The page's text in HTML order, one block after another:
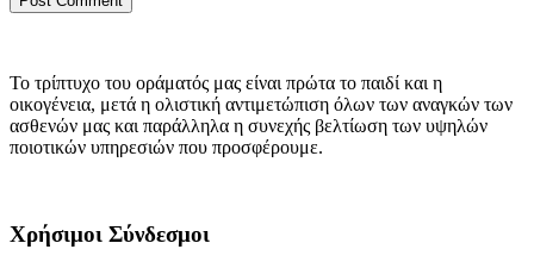
Το τρίπτυχο του οράματός μας είναι πρώτα το παιδί και η
οικογένεια, μετά η ολιστική αντιμετώπιση όλων των αναγκών των
ασθενών μας και παράλληλα η συνεχής βελτίωση των υψηλών
ποιοτικών υπηρεσιών που προσφέρουμε.
Χρήσιμοι Σύνδεσμοι